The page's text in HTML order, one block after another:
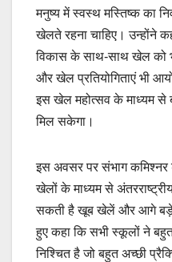
मनुष्य में स्वस्थ मस्तिष्क का
खेलते रहना चाहिए। उन्होंने
विकास के साथ-साथ खेल को
और खेल प्रतियोगिताएं भी
इस खेल महोत्सव के माध्यम से
मिल सकेगा।
इस अवसर पर संभाग कमिश्नर
खेलों के माध्यम से
सकती है खूब खेलें और आगे बड़े।
हुए कहा कि सभी स्कूलों ने
निश्चित है जो बहुत अच्छी